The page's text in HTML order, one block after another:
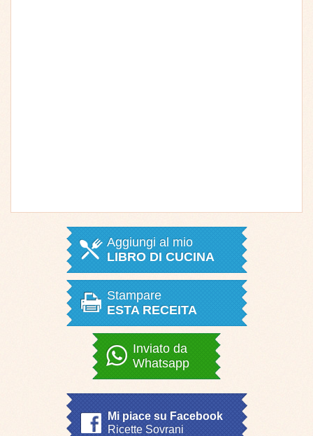
Aggiungi al mio
LIBRO DI CUCINA
Stampare
ESTA RECEITA
Inviato da
Whatsapp
Mi piace su Facebook
Ricette Sovrani